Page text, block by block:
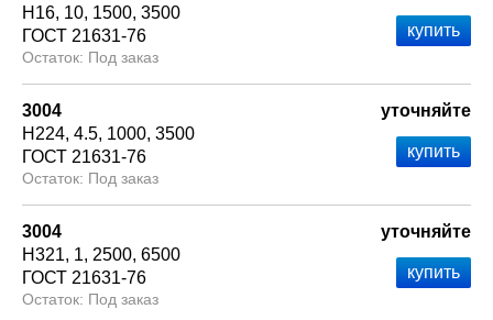
Н16 10 1500 3500
ГОСТ 21631-76
Под заказ
3004
Н224 4.5 1000 3500
ГОСТ 21631-76
Под заказ
уточняйте
3004
Н321 1 2500 6500
ГОСТ 21631-76
Под заказ
уточняйте